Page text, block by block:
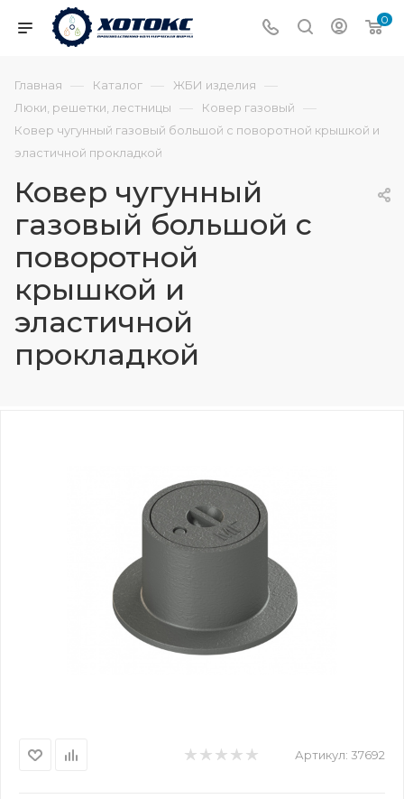
0
Главная — Каталог — ЖБИ изделия —
Люки, решетки, лестницы — Ковер газовый —
Ковер чугунный газовый большой с поворотной крышкой и
эластичной прокладкой
Ковер чугунный
газовый большой с
поворотной
крышкой и
эластичной
прокладкой
Артикул: 37692